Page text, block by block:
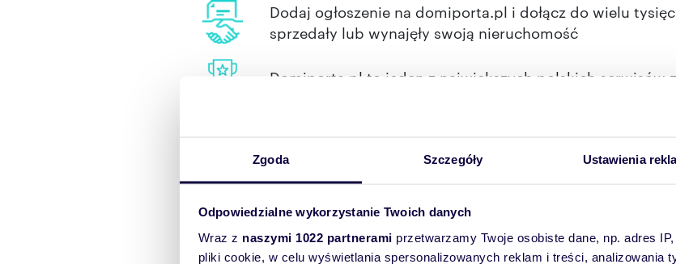
Zgoda Szczegóły Ustawienia
Odpowiedzialne wykorzystanie Twoich danych
Wraz z naszymi 1022 partnerami przetwarzamy Twoje osobiste dane, np. adres
pliki cookie, w celu wyświetlania spersonalizowanych reklam i treści, analizowania
Dodaj ogłoszenie na domiporta.pl i dołącz do wielu
sprzedały lub wynajęły swoją nieruchomość
Domiporta.pl to jeden z największych polskich serwisów
Co roku zwiększamy swój zasięg. Każdego miesiąca
Skorzystaj z Virtual Home Staging i popraw jakość
swojego ogłoszenia